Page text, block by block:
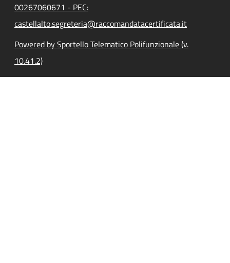
00267060671 - PEC:
castellalto.segreteria@raccomandatacertificata.it
Powered by Sportello Telematico Polifunzionale (v.
10.41.2)